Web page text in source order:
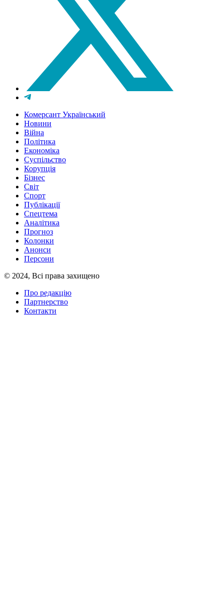
Комерсант Український
Новини
Війна
Політика
Економіка
Суспільство
Корупція
Бізнес
Світ
Спорт
Публікації
Спецтема
Аналітика
Прогноз
Колонки
Анонси
Персони
© 2024, Всі права захищено
Про редакцію
Партнерство
Контакти